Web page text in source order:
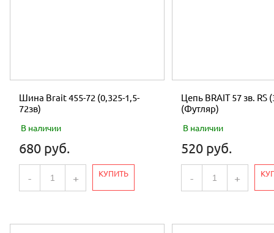
Шина Brait 455-72 (0,325-1,5-
72зв)
В наличии
680 руб.
- + КУПИТЬ
Цепь BRAIT 57 зв. RS
(Футляр)
В наличии
520 руб.
- +